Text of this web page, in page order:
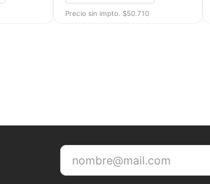
Precio sin impto. $50.710